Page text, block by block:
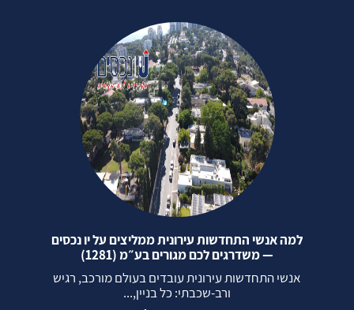
למה אנשי התחדשות עירונית ממליצים על יו נכסים
— משדרגים לכם מגורים בע״מ (1281)
אנשי התחדשות עירונית עובדים בעולם מורכב, רגיש
ורב‑שכבתי: כל בניין,...